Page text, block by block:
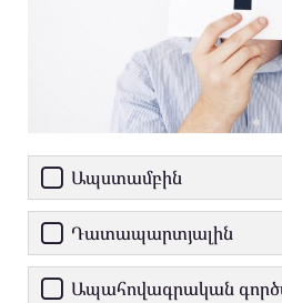
Ապստամբին
Դատապարտյալին
Ապահովագրական